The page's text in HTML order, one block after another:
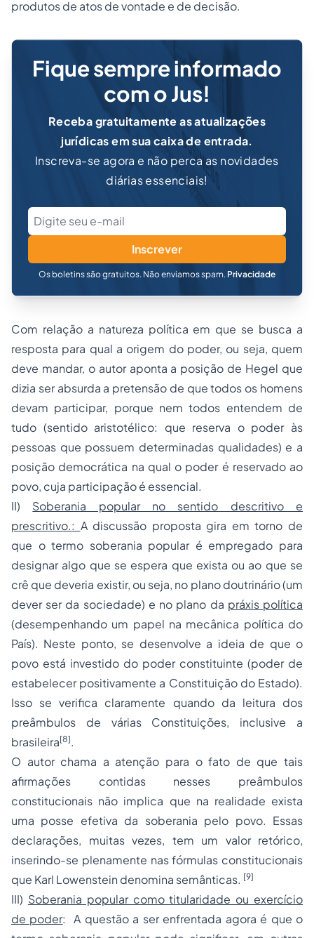
produtos de atos de vontade e de decisão.
Fique sempre informado
com o Jus!
Receba gratuitamente as atualizações
jurídicas em sua caixa de entrada.
Inscreva-se agora e não perca as novidades
diárias essenciais!
Inscrever
Os boletins são gratuitos. Não enviamos spam. Privacidade
Com relação a natureza política em que se busca a
resposta para qual a origem do poder, ou seja, quem
deve mandar, o autor aponta a posição de Hegel que
dizia ser absurda a pretensão de que todos os homens
devam participar, porque nem todos entendem de
tudo (sentido aristotélico: que reserva o poder às
pessoas que possuem determinadas qualidades) e a
posição democrática na qual o poder é reservado ao
povo, cuja participação é essencial.
II) Soberania popular no sentido descritivo e
prescritivo.: A discussão proposta gira em torno de
que o termo soberania popular é empregado para
designar algo que se espera que exista ou ao que se
crê que deveria existir, ou seja, no plano doutrinário (um
dever ser da sociedade) e no plano da práxis política
(desempenhando um papel na mecânica política do
País). Neste ponto, se desenvolve a ideia de que o
povo está investido do poder constituinte (poder de
estabelecer positivamente a Constituição do Estado).
Isso se verifica claramente quando da leitura dos
preâmbulos de várias Constituições, inclusive a
brasileira[8].
O autor chama a atenção para o fato de que tais
afirmações contidas nesses preâmbulos
constitucionais não implica que na realidade exista
uma posse efetiva da soberania pelo povo. Essas
declarações, muitas vezes, tem um valor retórico,
inserindo-se plenamente nas fórmulas constitucionais
que Karl Lowenstein denomina semânticas. [9]
III) Soberania popular como titularidade ou exercício
de poder: A questão a ser enfrentada agora é que o